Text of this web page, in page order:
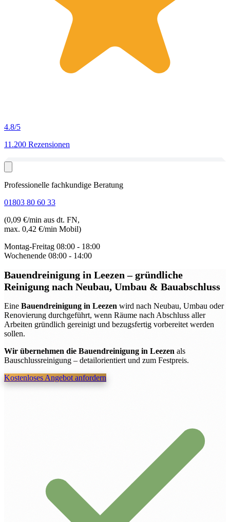
4.8/5
11.200 Rezensionen
Professionelle fachkundige Beratung
01803 80 60 33
(0,09 €/min aus dt. FN,
max. 0,42 €/min Mobil)
Montag-Freitag 08:00 - 18:00
Wochenende 08:00 - 14:00
Bauendreinigung in Leezen– gründliche
Reinigung nach Neubau, Umbau & Bauabschluss
Eine Bauendreinigung in Leezen wird nach Neubau, Umbau oder
Renovierung durchgeführt, wenn Räume nach Abschluss aller
Arbeiten gründlich gereinigt und bezugsfertig vorbereitet werden
sollen.
Wir übernehmen die Bauendreinigung in Leezen als
Bauschlussreinigung – detailorientiert und zum Festpreis.
Kostenloses Angebot anfordern